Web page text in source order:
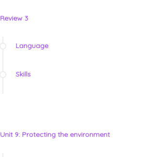
Review 3
Language
Skills
Unit 9: Protecting the environment